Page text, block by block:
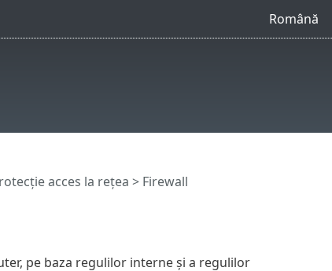
Română
acces la rețea > Firewall
pe baza regulilor interne și a regulilor